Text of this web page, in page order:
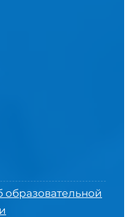
образовательной